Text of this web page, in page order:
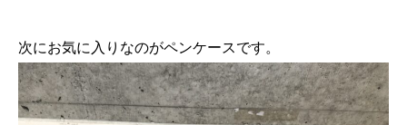
次にお気に入りなのがペンケースです。